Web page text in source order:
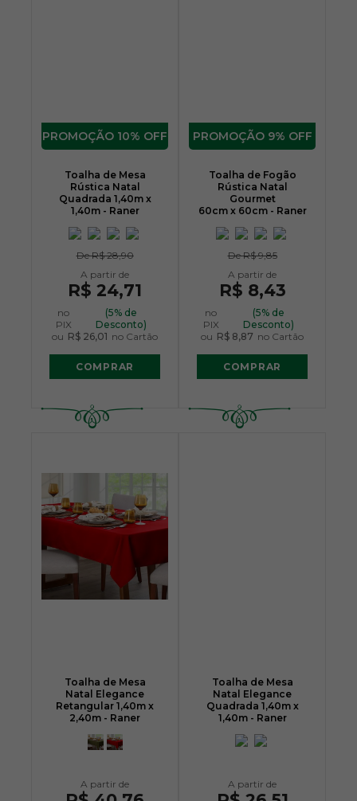
10% OFF
Toalha de Mesa
Rústica Natal
Quadrada 1,40m x
1,40m - Raner
DeR$ 28,90
R$ 24,71
no
PIX
(5% de
Desconto)
ou R$ 26,01 no Cartão
COMPRAR
9% OFF
Toalha de Fogão
Rústica Natal
Gourmet
60cm x 60cm - Raner
DeR$ 9,85
R$ 8,43
no
PIX
(5% de
Desconto)
ou R$ 8,87 no Cartão
COMPRAR
Toalha de Mesa
Natal Elegance
Retangular 1,40m x
2,40m - Raner
Toalha de Mesa
Natal Elegance
Quadrada 1,40m x
1,40m - Raner